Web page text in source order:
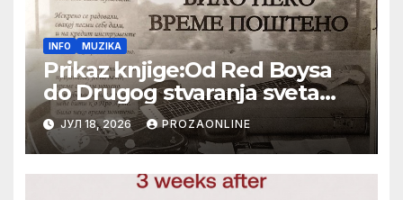
INFO MUZIKA
Prikaz knjige:Od Red Boysa
do Drugog stvaranja sveta
(bilo neko vreme pošteno)
(autor- Zlatomira Sremca,
Botoš 2022. godine, samizdat)
ЈУЛ 18, 2026 PROZAONLINE